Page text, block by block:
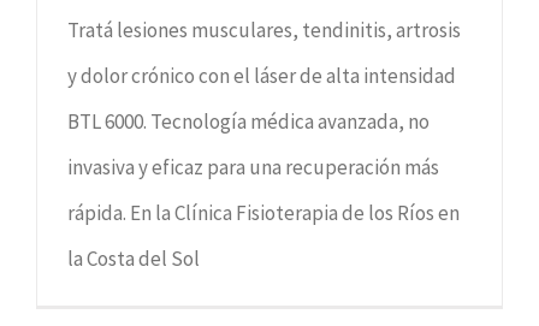
Tratá lesiones musculares, tendinitis, artrosis
y dolor crónico con el láser de alta intensidad
BTL 6000. Tecnología médica avanzada, no
invasiva y eficaz para una recuperación más
rápida. En la Clínica Fisioterapia de los Ríos en
la Costa del Sol